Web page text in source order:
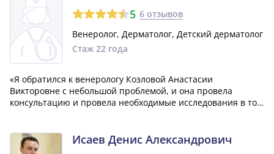
5 6 отзывов
Венеролог, Дерматолог, Детский дерматолог
Стаж 22 года
«Я обратился к венерологу Козловой Анастасии
Викторовне с небольшой проблемой, и она провела
консультацию и провела необходимые исследования в тот
Исаев Денис Александрович